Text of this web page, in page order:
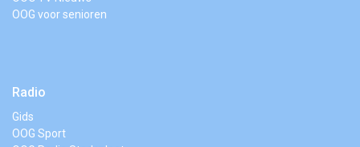
OOG voor senioren
Radio
Gids
OOG Sport